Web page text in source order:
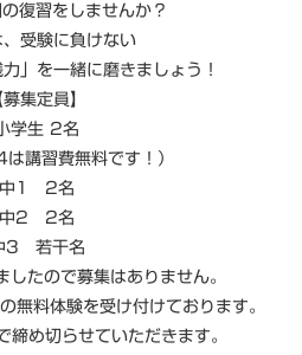
復習をしませんか？
受験に負けない
」を一緒に磨きましょう！
募集定員】
学生 2名
は講習費無料です！）
中1 2名
中2 2名
3 若干名
たので募集はありません。
料体験を受け付けております。
め切らせていただきます。